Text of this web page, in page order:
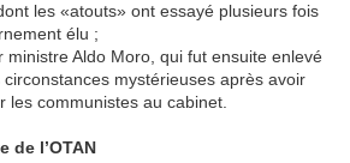
les «atouts» ont essayé plusieurs fois
élu ;
Aldo Moro, qui fut ensuite enlevé
mystérieuses après avoir
les communistes au cabinet.
de l’OTAN